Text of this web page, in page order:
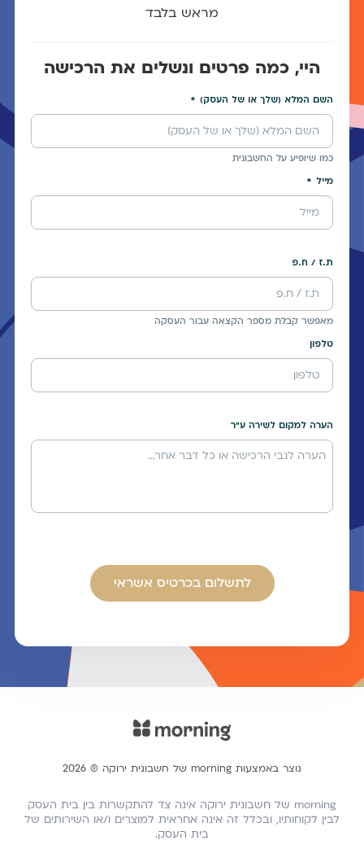
מראש בלבד
היי, כמה פרטים ונשלים את הרכישה
השם המלא (שלך או של העסק)
כמו שיופיע על החשבונית
מייל
ת.ז / ח.פ
מאפשר קבלת מספר הקצאה עבור העסקה
טלפון
הערה למקום לשירה ע"ר
לתשלום בכרטיס אשראי
נוצר באמצעות morning של חשבונית ירוקה ® 2026
morning של חשבונית ירוקה אינה צד להתקשרות בין בית העסק
לבין לקוחותיו, ובכלל זה אינה אחראית למוצרים ו/או השירותים של
בית העסק.